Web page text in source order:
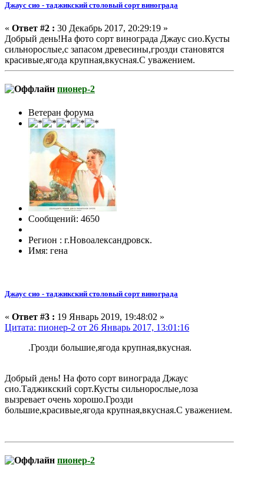
Джаус сио - таджикский столовый сорт винограда
« Ответ #2 : 30 Декабрь 2017, 20:29:19 »
Добрый день!На фото сорт винограда Джаус сио.Кусты
сильнорослые,с запасом древесины,грозди становятся
красивые,ягода крупная,вкусная.С уважением.
пионер-2
Ветеран форума
Сообщений: 4650
Регион : г.Новоалександровск.
Имя: гена
Джаус сио - таджикский столовый сорт винограда
« Ответ #3 : 19 Январь 2019, 19:48:02 »
Цитата: пионер-2 от 26 Январь 2017, 13:01:16
.Грозди большие,ягода крупная,вкусная.
Добрый день! На фото сорт винограда Джаус
сио.Таджикский сорт.Кусты сильнорослые,лоза
вызревает очень хорошо.Грозди
большие,красивые,ягода крупная,вкусная.С уважением.
пионер-2